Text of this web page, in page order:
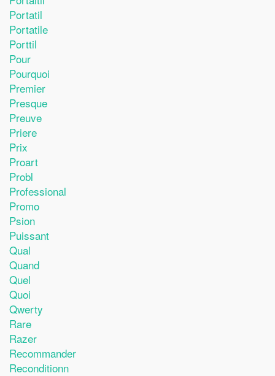
Portatil
Portatile
Porttil
Pour
Pourquoi
Premier
Presque
Preuve
Priere
Prix
Proart
Probl
Professional
Promo
Psion
Puissant
Qual
Quand
Quel
Quoi
Qwerty
Rare
Razer
Recommander
Reconditionn